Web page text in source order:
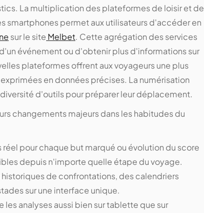
La multiplication des plateformes de loisir et de
smartphones permet aux utilisateurs d'accéder en
sur le site Melbet. Cette agrégation des services
événement ou d'obtenir plus d'informations sur
plateformes offrent aux voyageurs une plus
en données précises. La numérisation
d'outils pour préparer leur déplacement.
changements majeurs dans les habitudes du
pour chaque but marqué ou évolution du score
depuis n'importe quelle étape du voyage.
de confrontations, des calendriers
sur une interface unique.
analyses aussi bien sur tablette que sur